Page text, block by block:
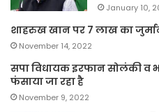
January 10,
शाहरुख खान पर 7 लाख का
November 14, 2022
सपा विधायक इरफान सोलंकी व
फंसाया जा रहा है
November 9, 2022